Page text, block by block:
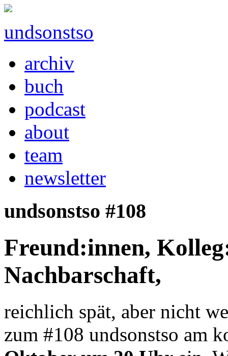
undsonstso
archiv
buch
podcast
about
team
newsletter
undsonstso #108
Freund:innen,
Nachbarschaft,
reichlich spät, aber nicht
zum #108 undsonstso am